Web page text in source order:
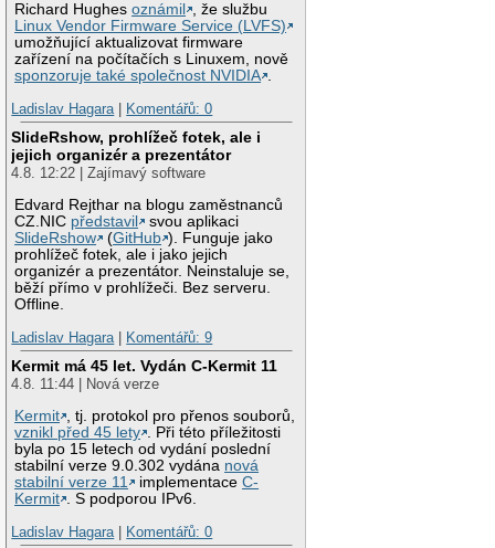
Richard Hughesoznámil
, že službu
Linux Vendor Firmware Service (LVFS)
umožňující aktualizovat firmware
zařízení na počítačích s Linuxem, nově
sponzoruje také společnost NVIDIA .
Ladislav Hagara | Komentářů: 0
SlideRshow, prohlížeč fotek, ale i
jejich organizér a prezentátor
4.8. 12:22 | Zajímavý software
Edvard Rejthar na blogu zaměstnanců
CZ.NIC představil
svou aplikaci
SlideRshow
(GitHub ). Funguje jako
prohlížeč fotek, ale i jako jejich
organizér a prezentátor. Neinstaluje se,
běží přímo v prohlížeči. Bez serveru.
Offline.
Ladislav Hagara | Komentářů: 9
Kermit má 45 let. Vydán C-Kermit 11
4.8. 11:44 | Nová verze
Kermit , tj. protokol pro přenos souborů,
vznikl před 45 lety . Při této příležitosti
byla po 15 letech od vydání poslední
stabilní verze 9.0.302 vydána nová
stabilní verze 11
implementaceC-
Kermit . S podporou IPv6.
Ladislav Hagara | Komentářů: 0